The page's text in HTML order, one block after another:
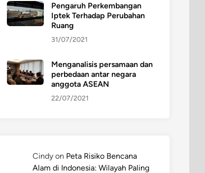
Pengaruh Perkembangan
Iptek Terhadap Perubahan
Ruang
31/07/2021
Menganalisis persamaan dan
perbedaan antar negara
anggota ASEAN
22/07/2021
Cindy on Peta Risiko Bencana
Alam di Indonesia: Wilayah Paling